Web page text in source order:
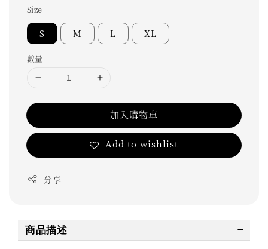
Size
S M L XL
數量
加入購物車
Add to wishlist
分享
商品描述